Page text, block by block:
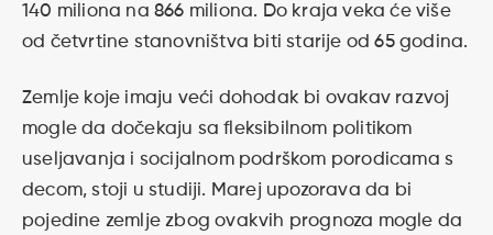
140 miliona na 866 miliona. Do kraja veka će više
od četvrtine stanovništva biti starije od 65 godina.
Zemlje koje imaju veći dohodak bi ovakav razvoj
mogle da dočekaju sa fleksibilnom politikom
useljavanja i socijalnom podrškom porodicama s
decom, stoji u studiji. Marej upozorava da bi
pojedine zemlje zbog ovakvih prognoza mogle da